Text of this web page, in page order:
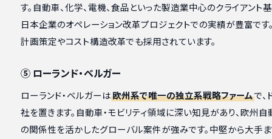
す。自動車、化学、電機、食品といった製造業中心のクライアント
日本企業のオペレーション改革プロジェクトでの実績が豊富です
計画策定やコスト構造改革でも採用されています。
⑤ ローランド・ベルガー
ローランド・ベルガーは欧州系で唯一の独立系戦略ファームで
社を置きます。自動車・モビリティ領域に深い知見があり、欧州
の関係性を活かしたグローバル案件が強みです。中堅から大手